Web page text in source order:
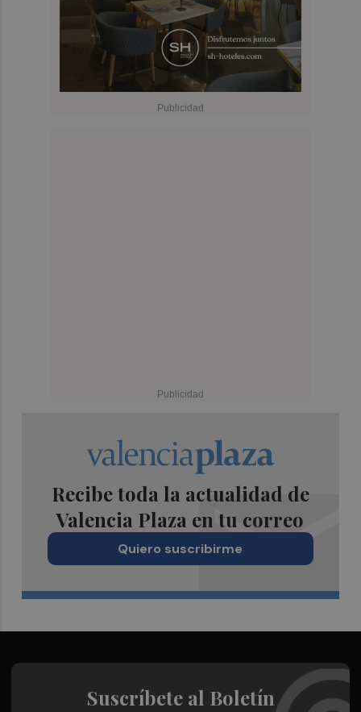
Recibe toda la actualidad de
Valencia Plaza en tu correo
Quiero suscribirme
Suscríbete al Boletín